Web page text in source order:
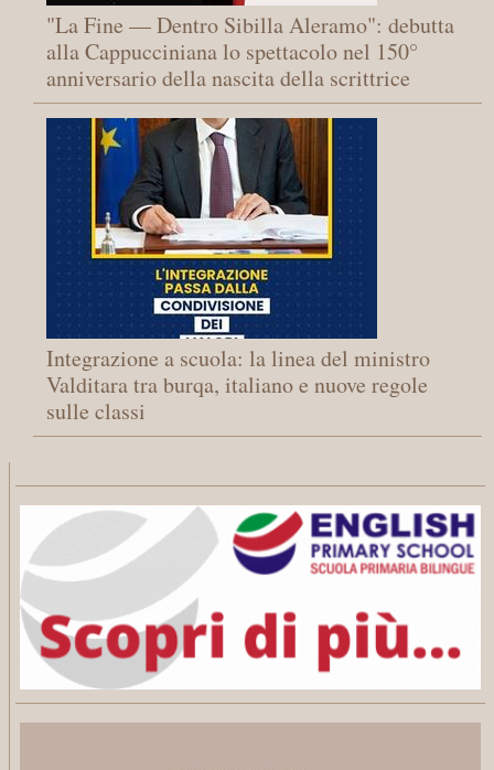
"La Fine — Dentro Sibilla Aleramo": debutta
alla Cappucciniana lo spettacolo nel 150°
anniversario della nascita della scrittrice
Integrazione a scuola: la linea del ministro
Valditara tra burqa, italiano e nuove regole
sulle classi